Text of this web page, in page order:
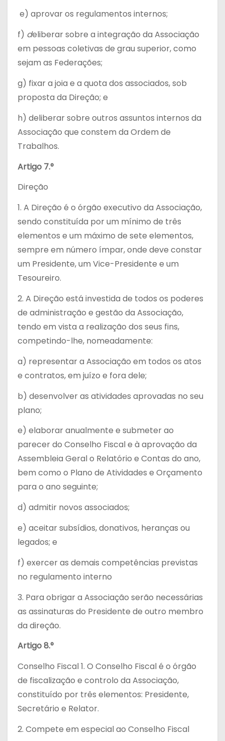
e) aprovar os regulamentos internos;
f) deliberar sobre a integração da Associação
em pessoas coletivas de grau superior, como
sejam as Federações;
g) fixar a joia e a quota dos associados, sob
proposta da Direção; e
h) deliberar sobre outros assuntos internos da
Associação que constem da Ordem de
Trabalhos.
Artigo 7.°
Direção
1. A Direção é o órgão executivo da Associação,
sendo constituída por um mínimo de três
elementos e um máximo de sete elementos,
sempre em número ímpar, onde deve constar
um Presidente, um Vice-Presidente e um
Tesoureiro.
2. A Direção está investida de todos os poderes
de administração e gestão da Associação,
tendo em vista a realização dos seus fins,
competindo-lhe, nomeadamente:
a) representar a Associação em todos os atos
e contratos, em juízo e fora dele;
b) desenvolver as atividades aprovadas no seu
plano;
e) elaborar anualmente e submeter ao
parecer do Conselho Fiscal e à aprovação da
Assembleia Geral o Relatório e Contas do ano,
bem como o Plano de Atividades e Orçamento
para o ano seguinte;
d) admitir novos associados;
e) aceitar subsídios, donativos, heranças ou
legados; e
f) exercer as demais competências previstas
no regulamento interno
3. Para obrigar a Associação serão necessárias
as assinaturas do Presidente de outro membro
da direção.
Artigo 8.°
Conselho Fiscal 1. O Conselho Fiscal é o órgão
de fiscalização e controlo da Associação,
constituído por três elementos: Presidente,
Secretário e Relator.
2. Compete em especial ao Conselho Fiscal